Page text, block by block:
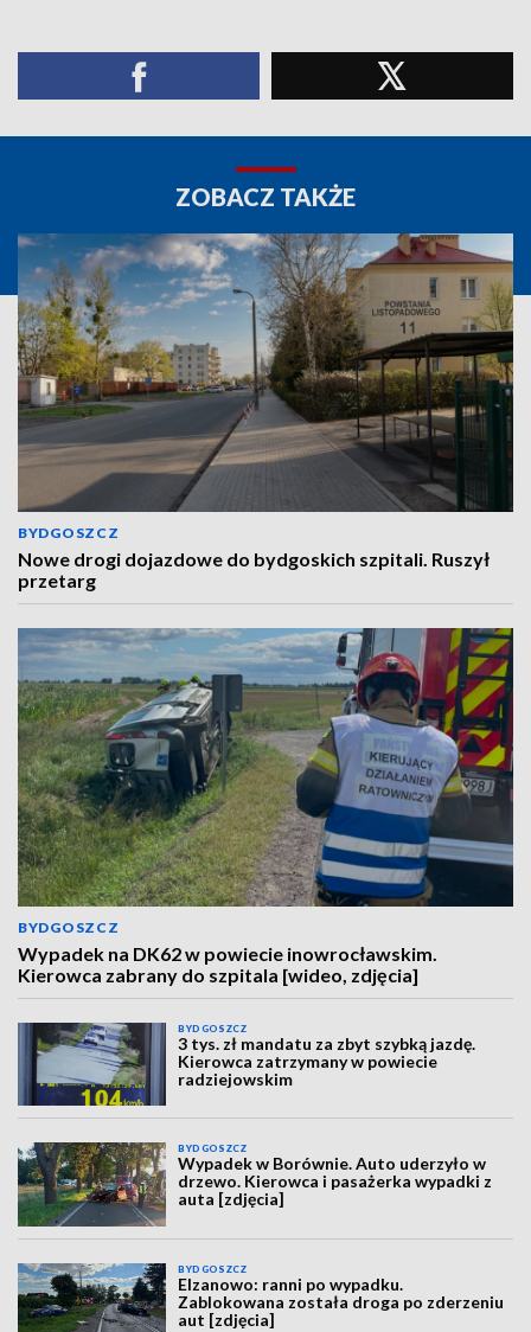
ZOBACZ TAKŻE
BYDGOSZCZ
Nowe drogi dojazdowe do bydgoskich szpitali. Ruszył
przetarg
BYDGOSZCZ
Wypadek na DK62 w powiecie inowrocławskim.
Kierowca zabrany do szpitala [wideo, zdjęcia]
BYDGOSZCZ
3 tys. zł mandatu za zbyt szybką jazdę.
Kierowca zatrzymany w powiecie
radziejowskim
BYDGOSZCZ
Wypadek w Borównie. Auto uderzyło w
drzewo. Kierowca i pasażerka wypadki z
auta [zdjęcia]
BYDGOSZCZ
Elzanowo: ranni po wypadku.
Zablokowana została droga po zderzeniu
aut [zdjęcia]